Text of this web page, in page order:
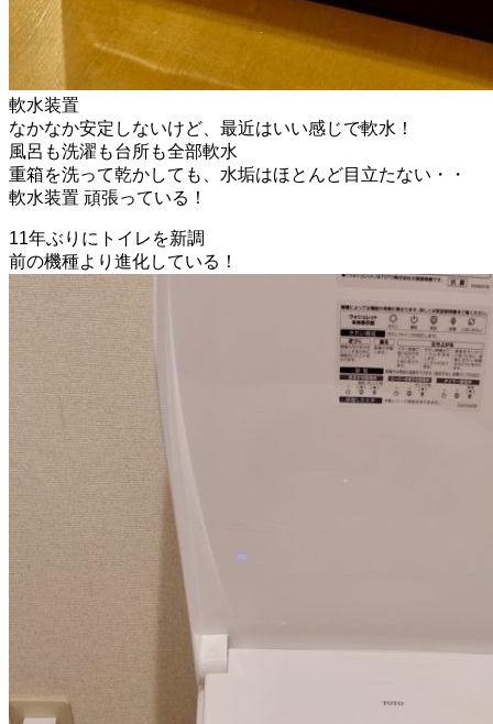
軟水装置
なかなか安定しないけど、最近はいい感じで軟水！
風呂も洗濯も台所も全部軟水
重箱を洗って乾かしても、水垢はほとんど目立たない・・
軟水装置 頑張っている！
11年ぶりにトイレを新調
前の機種より進化している！